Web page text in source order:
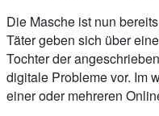
Die Masche ist nun
Täter geben sich über
Tochter der
digitale Probleme vor. Im
einer oder mehreren